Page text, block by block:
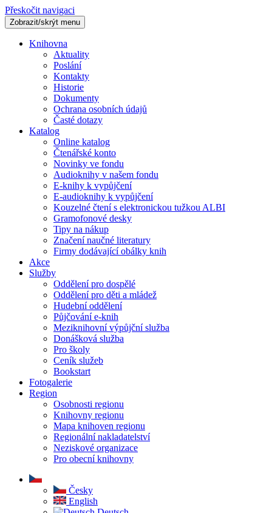
Přeskočit navigaci
Zobrazit/skrýt menu
Knihovna
Aktuality
Poslání
Kontakty
Historie
Dokumenty
Ochrana osobních údajů
Časté dotazy
Katalog
Online katalog
Čtenářské konto
Novinky ve fondu
Audioknihy v našem fondu
E-knihy k vypůjčení
E-audioknihy k vypůjčení
Kouzelné čtení s elektronickou tužkou ALBI
Gramofonové desky
Tipy na nákup
Značení naučné literatury
Firmy dodávající obálky knih
Akce
Služby
Oddělení pro dospělé
Oddělení pro děti a mládež
Hudební oddělení
Půjčování e-knih
Meziknihovní výpůjční služba
Donášková služba
Pro školy
Ceník služeb
Bookstart
Fotogalerie
Region
Osobnosti regionu
Knihovny regionu
Mapa knihoven regionu
Regionální nakladatelství
Neziskové organizace
Pro obecní knihovny
Česky
English